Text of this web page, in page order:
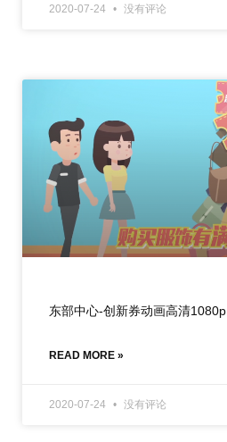
2020-07-24 没有评论
东部中心-创新券动画高清1080p
READ MORE »
2020-07-24 没有评论